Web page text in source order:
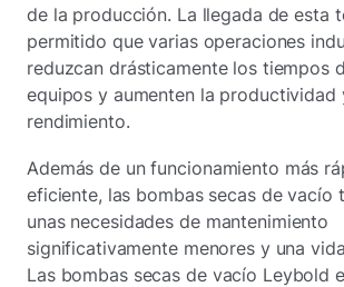
de la producción. La llegada de esta
permitido que varias operaciones
reduzcan drásticamente los tiempos
equipos y aumenten la productividad
rendimiento.
Además de un funcionamiento más
eficiente, las bombas secas de vacío
unas necesidades de mantenimiento
significativamente menores y una
Las bombas secas de vacío Leybold